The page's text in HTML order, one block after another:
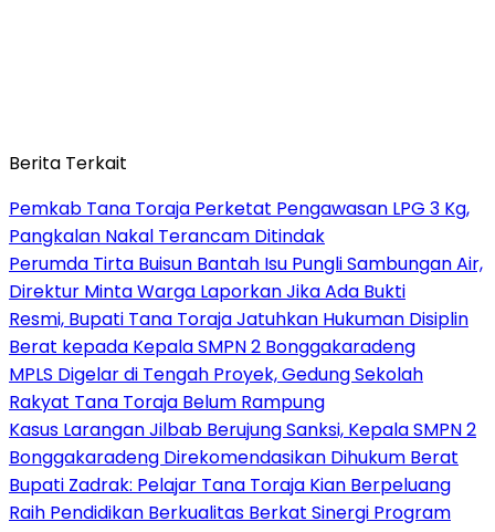
Berita Terkait
Pemkab Tana Toraja Perketat Pengawasan LPG 3 Kg,
Pangkalan Nakal Terancam Ditindak
Perumda Tirta Buisun Bantah Isu Pungli Sambungan Air,
Direktur Minta Warga Laporkan Jika Ada Bukti
Resmi, Bupati Tana Toraja Jatuhkan Hukuman Disiplin
Berat kepada Kepala SMPN 2 Bonggakaradeng
MPLS Digelar di Tengah Proyek, Gedung Sekolah
Rakyat Tana Toraja Belum Rampung
Kasus Larangan Jilbab Berujung Sanksi, Kepala SMPN 2
Bonggakaradeng Direkomendasikan Dihukum Berat
Bupati Zadrak: Pelajar Tana Toraja Kian Berpeluang
Raih Pendidikan Berkualitas Berkat Sinergi Program